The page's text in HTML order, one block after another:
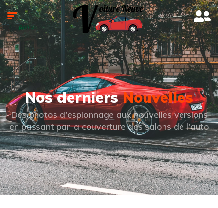
Nos derniersNouvelles
Des photos d'espionnage aux nouvelles versions
en passant par la couverture des salons de l'auto